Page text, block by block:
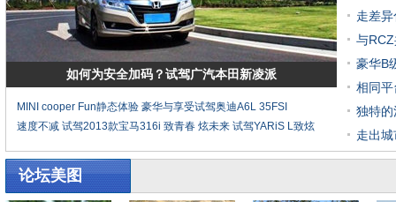
如何为安全加码？试驾广汽本田新凌派
MINI cooper Fun静态体验 豪华与享受试驾奥迪A6L 35FSI
速度不减 试驾2013款宝马316i 致青春 炫未来 试驾YARiS L致炫
走差
与
豪华B
相同
独特
走出
论坛美图